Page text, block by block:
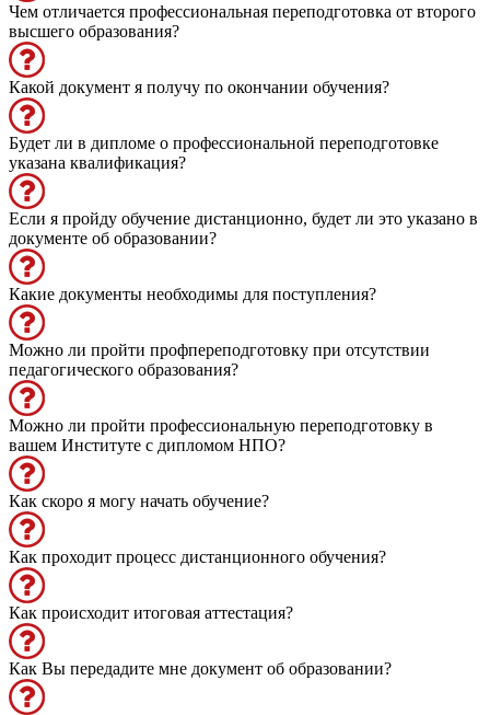
Чем отличается профессиональная переподготовка от второго
высшего образования?
Какой документ я получу по окончании обучения?
Будет ли в дипломе о профессиональной переподготовке
указана квалификация?
Если я пройду обучение дистанционно, будет ли это указано в
документе об образовании?
Какие документы необходимы для поступления?
Можно ли пройти профпереподготовку при отсутствии
педагогического образования?
Можно ли пройти профессиональную переподготовку в
вашем Институте с дипломом НПО?
Как скоро я могу начать обучение?
Как проходит процесс дистанционного обучения?
Как происходит итоговая аттестация?
Как Вы передадите мне документ об образовании?